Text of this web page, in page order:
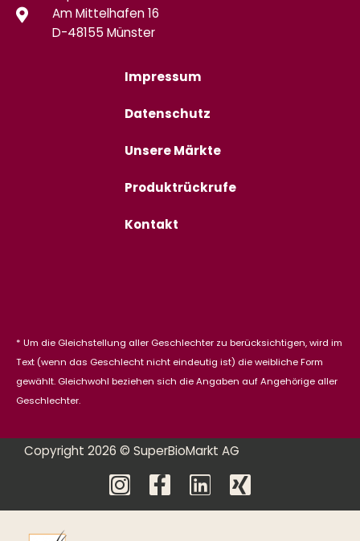
Am Mittelhafen 16
D-48155 Münster
Impressum
Datenschutz
Unsere Märkte
Produktrückrufe
Kontakt
* Um die Gleichstellung aller Geschlechter zu berücksichtigen, wird im
Text (wenn das Geschlecht nicht eindeutig ist) die weibliche Form
gewählt. Gleichwohl beziehen sich die Angaben auf Angehörige aller
Geschlechter.
Copyright 2026 © SuperBioMarkt AG